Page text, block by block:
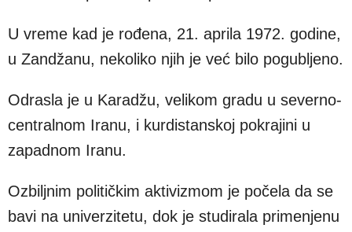
U vreme kad je rođena, 21. aprila 1972. godine,
u Zandžanu, nekoliko njih je već bilo pogubljeno.
Odrasla je u Karadžu, velikom gradu u severno-
centralnom Iranu, i kurdistanskoj pokrajini u
zapadnom Iranu.
Ozbiljnim političkim aktivizmom je počela da se
bavi na univerzitetu, dok je studirala primenjenu